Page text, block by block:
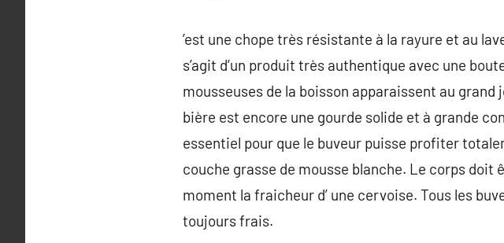
’est une chope très résistante à la rayure et au
s’agit d’un produit très authentique avec une
mousseuses de la boisson apparaissent au
bière est encore une gourde solide et à grande
essentiel pour que le buveur puisse profiter
couche grasse de mousse blanche. Le corps
moment la fraicheur d’ une cervoise. Tous les
toujours frais.